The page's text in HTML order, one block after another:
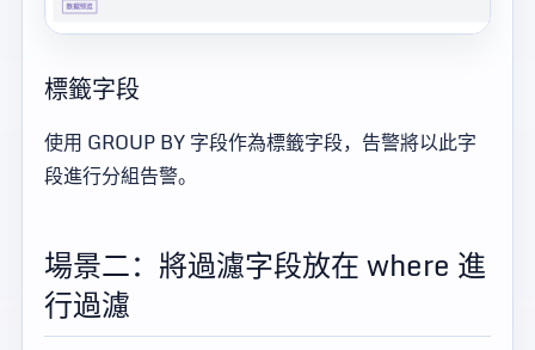
標籤字段
使用 GROUP BY 字段作為標籤字段，告警將以此字
段進行分組告警。
場景二：將過濾字段放在 where 進
行過濾